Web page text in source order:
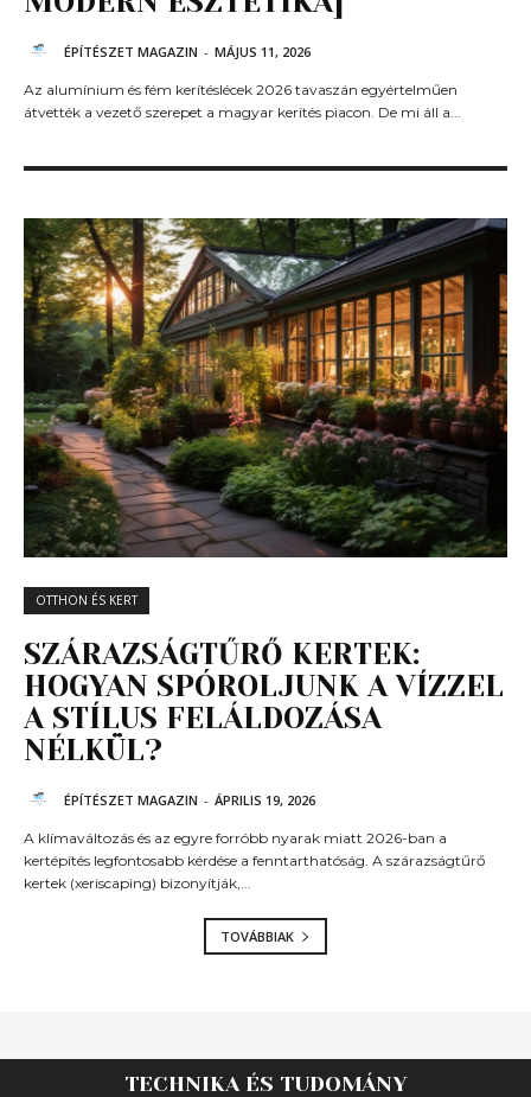
ÉPÍTÉSZET MAGAZIN - MÁJUS 11, 2026
Az alumínium és fém kerítéslécek 2026 tavaszán egyértelműen
átvették a vezető szerepet a magyar kerítés piacon. De mi áll a...
OTTHON ÉS KERT
SZÁRAZSÁGTŰRŐ KERTEK:
HOGYAN SPÓROLJUNK A VÍZZEL
A STÍLUS FELÁLDOZÁSA
NÉLKÜL?
ÉPÍTÉSZET MAGAZIN - ÁPRILIS 19, 2026
A klímaváltozás és az egyre forróbb nyarak miatt 2026-ban a
kertépítés legfontosabb kérdése a fenntarthatóság. A szárazságtűrő
kertek (xeriscaping) bizonyítják,...
TOVÁBBIAK
TECHNIKA ÉS TUDOMÁNY